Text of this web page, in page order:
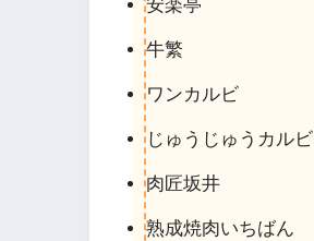
安楽亭
牛繁
ワンカルビ
じゅうじゅうカルビ
肉匠坂井
熟成焼肉いちばん